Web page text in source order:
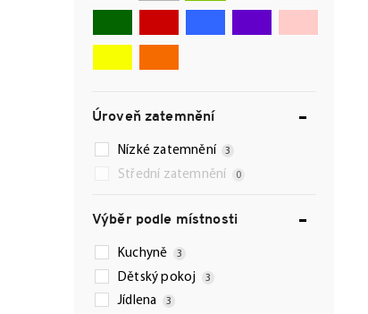
Úroveň zatemnění
Nízké zatemnění 3
Střední zatemnění 0
Výběr podle místnosti
Kuchyně 3
Dětský pokoj 3
Jídlena 3